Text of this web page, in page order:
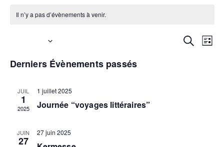
Il n’y a pas d’évènements à venir.
Recherche
Liste
une
Derniers Évènements passés
JUIL
1
2025
1 juillet 2025
Journée “voyages littéraires”
JUIN
27
27 juin 2025